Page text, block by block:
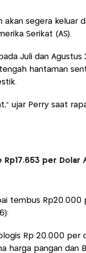
akan segera keluar
Serikat (AS).
Juli dan Agustus
hantaman
ujar Perry saat
per Dolar
tembus Rp20.000
Rp 20.000 per
harga pangan dan